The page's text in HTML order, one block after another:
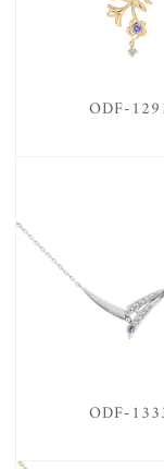
ODF-
ODF-